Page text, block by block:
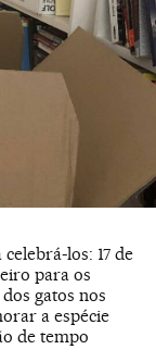
los: 17 de
para os
gatos nos
a espécie
de tempo